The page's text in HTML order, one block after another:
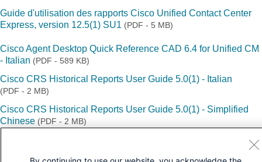
Guide d'utilisation des rapports Cisco Unified Contact Center
Express, version 12.5(1) SU1 (PDF - 5 MB)
Cisco Agent Desktop Quick Reference CAD 6.4 for Unified CM
- Italian (PDF - 589 KB)
Cisco CRS Historical Reports User Guide 5.0(1) - Italian
(PDF - 2 MB)
Cisco CRS Historical Reports User Guide 5.0(1) - Simplified
Chinese (PDF - 2 MB)